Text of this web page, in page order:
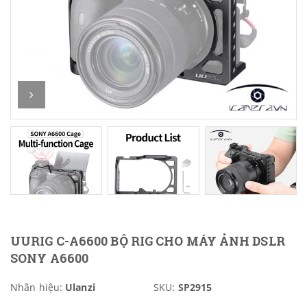
UURIG C-A6600 BỘ RIG CHO MÁY ẢNH DSLR
SONY A6600
Nhãn hiệu: Ulanzi SKU: SP2915